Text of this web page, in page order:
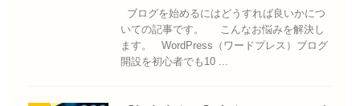
ブログを始めるにはどうすれば良いかにつ
いての記事です。 こんなお悩みを解決し
ます。 WordPress（ワードプレス）ブログ
開設を初心者でも10 ...